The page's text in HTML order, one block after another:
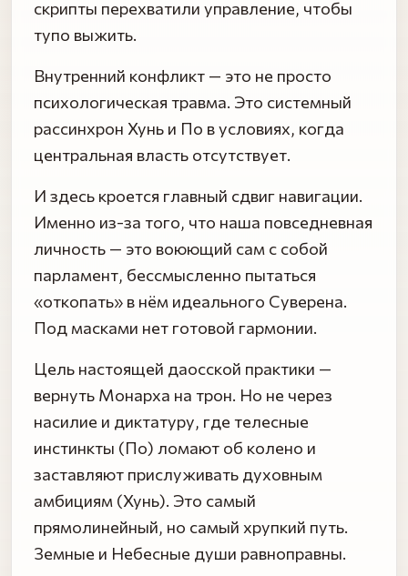
скрипты перехватили управление, чтобы
тупо выжить.
Внутренний конфликт — это не просто
психологическая травма. Это системный
рассинхрон Хунь и По в условиях, когда
центральная власть отсутствует.
И здесь кроется главный сдвиг навигации.
Именно из-за того, что наша повседневная
личность — это воюющий сам с собой
парламент, бессмысленно пытаться
«откопать» в нём идеального Суверена.
Под масками нет готовой гармонии.
Цель настоящей даосской практики —
вернуть Монарха на трон. Но не через
насилие и диктатуру, где телесные
инстинкты (По) ломают об колено и
заставляют прислуживать духовным
амбициям (Хунь). Это самый
прямолинейный, но самый хрупкий путь.
Земные и Небесные души равноправны.